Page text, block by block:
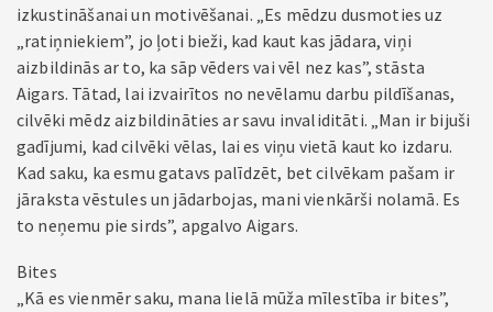
izkustināšanai un motivēšanai. „Es mēdzu dusmoties uz
„ratiņniekiem”, jo ļoti bieži, kad kaut kas jādara, viņi
aizbildinās ar to, ka sāp vēders vai vēl nez kas”, stāsta
Aigars. Tātad, lai izvairītos no nevēlamu darbu pildīšanas,
cilvēki mēdz aizbildināties ar savu invaliditāti. „Man ir bijuši
gadījumi, kad cilvēki vēlas, lai es viņu vietā kaut ko izdaru.
Kad saku, ka esmu gatavs palīdzēt, bet cilvēkam pašam ir
jāraksta vēstules un jādarbojas, mani vienkārši nolamā. Es
to neņemu pie sirds”, apgalvo Aigars.
Bites
„Kā es vienmēr saku, mana lielā mūža mīlestība ir bites”,